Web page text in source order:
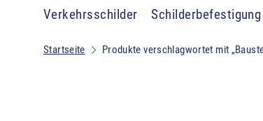
Verkehrsschilder Schilderbefestigung
Startseite Produkte verschlagwortet mit